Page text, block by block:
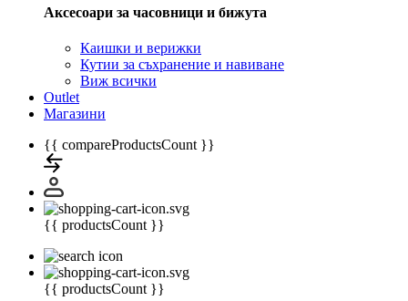
Аксесоари за часовници и бижута
Каишки и верижки
Кутии за съхранение и навиване
Виж всички
Outlet
Магазини
{{ compareProductsCount }}
{{ productsCount }}
{{ productsCount }}